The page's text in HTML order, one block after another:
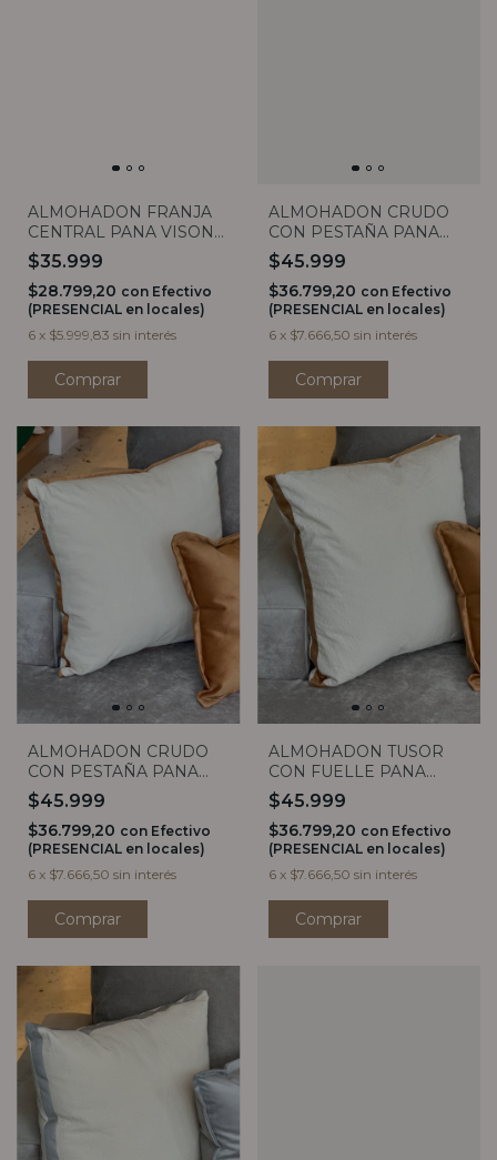
ALMOHADON FRANJA
CENTRAL PANA VISON
40X40
$35.999
$28.799,20 con Efectivo
(PRESENCIAL en locales)
6 x $5.999,83 sin interés
Comprar
ALMOHADON CRUDO
CON PESTAÑA PANA
GRIS 50X50
$45.999
$36.799,20 con Efectivo
(PRESENCIAL en locales)
6 x $7.666,50 sin interés
Comprar
ALMOHADON CRUDO
CON PESTAÑA PANA
AVELLANA 50X50
$45.999
$36.799,20 con Efectivo
(PRESENCIAL en locales)
6 x $7.666,50 sin interés
Comprar
ALMOHADON TUSOR
CON FUELLE PANA
AVELLANA 50X50
$45.999
$36.799,20 con Efectivo
(PRESENCIAL en locales)
6 x $7.666,50 sin interés
Comprar